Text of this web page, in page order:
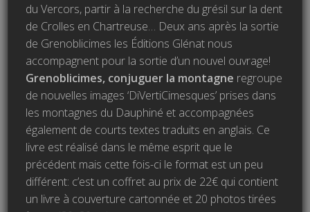
du Vercors, partir à la recherche du grésil sur la dent
de Crolles en Chartreuse… Deux ans après la sortie
de Grenoblicimes les Éditions Glénat nous
accompagnent pour la sortie d’un nouvel ouvrage!
Grenoblicimes, conjuguer la montagne regroupe
de nouvelles images ‘DiVertiCimesques’ prises dans
les montagnes du Dauphiné et accompagnées
également de courts textes traduits en anglais. Ce
livre est réalisé dans le même esprit que le
précédent mais cette fois-ci le format est un peu
différent: c’est un coffret au prix de 22€ qui contient
un livre à couverture cartonnée et 20 photos tirées